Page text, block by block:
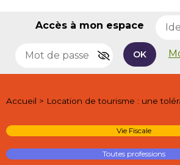
Accès à mon espace
OK
Accueil > Location de tourisme : une
Vie Fiscale
Toutes professions